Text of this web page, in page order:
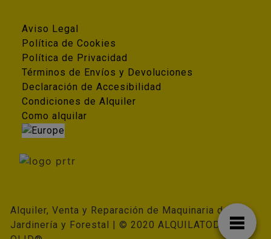
Aviso Legal
Política de Cookies
Política de Privacidad
Términos de Envíos y Devoluciones
Declaración de Accesibilidad
Condiciones de Alquiler
Como alquilar
Alquiler, Venta y Reparación de Maquinaria de
Jardinería y Forestal | © 2020 ALQUILATODO ALKI-